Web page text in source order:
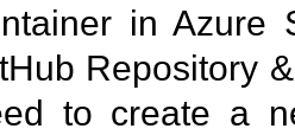
in Azure
Repository
to create a